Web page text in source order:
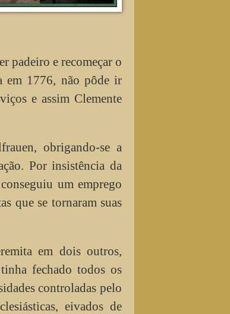
padeiro e recomeçar o
em 1776, não pôde ir
e assim Clemente
obrigando-se a
Por insistência da
um emprego
que se tornaram suas
em dois outros,
fechado todos os
controladas pelo
eivados de